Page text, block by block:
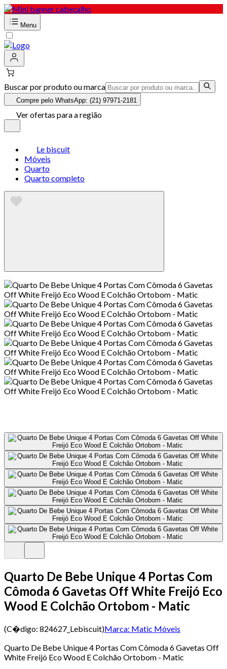
Menu
Buscar por produto ou marca
Compre pelo WhatsApp: (21) 97971-2181
Ver ofertas para a região
Le biscuit
Móveis
Quarto
Quarto completo
Quarto De Bebe Unique 4 Portas Com
Cômoda 6 Gavetas Off White Freijó Eco
Wood E Colchão Ortobom - Matic
(C�digo: 824627_Lebiscuit)Marca: Matic Móveis
Quarto De Bebe Unique 4 Portas Com Cômoda 6 Gavetas Off
White Freijó Eco Wood E Colchão Ortobom - Matic